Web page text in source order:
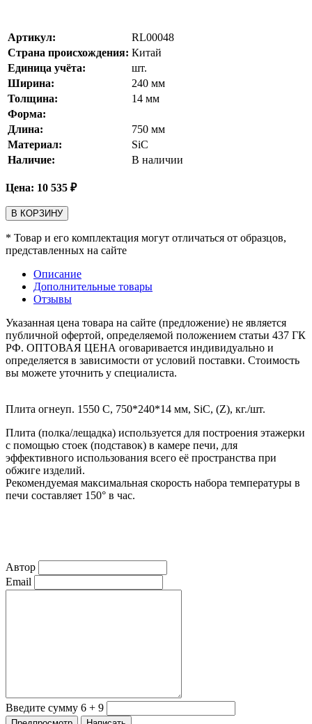
Артикул:
RL00048
Страна происхождения: Китай
Единица учёта:
шт.
Ширина:
240 мм
Толщина:
14 мм
Форма:
Длина:
750 мм
Материал:
SiC
Наличие:
В наличии
Цена: 10 535 ₽
В КОРЗИНУ
* Товар и его комплектация могут отличаться от образцов,
представленных на сайте
Описание
Дополнительные товары
Отзывы
Указанная цена товара на сайте (предложение) не является
публичной офертой, определяемой положением статьи 437 ГК
РФ. ОПТОВАЯ ЦЕНА оговаривается индивидуально и
определяется в зависимости от условий поставки. Стоимость
вы можете уточнить у специалиста.
Плита огнеуп. 1550 С, 750*240*14 мм, SiC, (Z), кг./шт.
Плита (полка/лещадка) используется для построения этажерки
с помощью стоек (подставок) в камере печи, для
эффективного использования всего её пространства при
обжиге изделий.
Рекомендуемая максимальная скорость набора температуры в
печи составляет 150° в час.
Автор
Email
Введите сумму 6 + 9